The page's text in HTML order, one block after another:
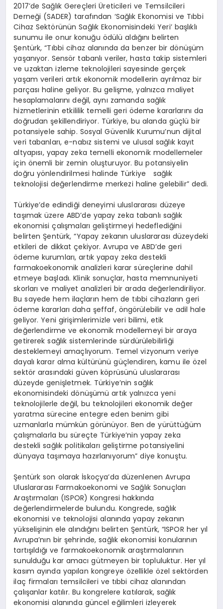
2017’de Sağlık Gereçleri Üreticileri ve Temsilcileri
Derneği (SADER) tarafından ‘Sağlık Ekonomisi ve Tıbbi
Cihaz Sektörünün Sağlık Ekonomisindeki Yeri’ başlıklı
sunumu ile onur konuğu ödülü aldığını belirten
Şentürk, “Tıbbi cihaz alanında da benzer bir dönüşüm
yaşanıyor. Sensör tabanlı veriler, hasta takip sistemleri
ve uzaktan izleme teknolojileri sayesinde gerçek
yaşam verileri artık ekonomik modellerin ayrılmaz bir
parçası haline geliyor. Bu gelişme, yalnızca maliyet
hesaplamalarını değil, aynı zamanda sağlık
hizmetlerinin etkililik temelli geri ödeme kararlarını da
doğrudan şekillendiriyor. Türkiye, bu alanda güçlü bir
potansiyele sahip. Sosyal Güvenlik Kurumu’nun dijital
veri tabanları, e-nabız sistemi ve ulusal sağlık kayıt
altyapısı, yapay zeka temelli ekonomik modellemeler
için önemli bir zemin oluşturuyor. Bu potansiyelin
doğru yönlendirilmesi halinde Türkiye sağlık
teknolojisi değerlendirme merkezi haline gelebilir” dedi.
Türkiye’de edindiği deneyimi uluslararası düzeye
taşımak üzere ABD’de yapay zeka tabanlı sağlık
ekonomisi çalışmaları geliştirmeyi hedeflediğini
belirten Şentürk, “Yapay zekanın uluslararası düzeydeki
etkileri de dikkat çekiyor. Avrupa ve ABD’de geri
ödeme kurumları, artık yapay zeka destekli
farmakoekonomik analizleri karar süreçlerine dahil
etmeye başladı. Klinik sonuçlar, hasta memnuniyeti
skorları ve maliyet analizleri bir arada değerlendiriliyor.
Bu sayede hem ilaçların hem de tıbbi cihazların geri
ödeme kararları daha şeffaf, öngörülebilir ve adil hale
geliyor. Yeni girişimlerimizle veri bilimi, etik
değerlendirme ve ekonomik modellemeyi bir araya
getirerek sağlık sistemlerinde sürdürülebilirliği
desteklemeyi amaçlıyorum. Temel vizyonum veriye
dayalı karar alma kültürünü güçlendiren, kamu ile özel
sektör arasındaki güven köprüsünü uluslararası
düzeyde genişletmek. Türkiye’nin sağlık
ekonomisindeki dönüşümü artık yalnızca yeni
teknolojilerle değil, bu teknolojileri ekonomik değer
yaratma sürecine entegre eden benim gibi
uzmanlarla mümkün görünüyor. Ben de yürüttüğüm
çalışmalarla bu süreçte Türkiye’nin yapay zeka
destekli sağlık politikaları geliştirme potansiyelini
dünyaya taşımaya hazırlanıyorum” diye konuştu.
Şentürk son olarak İskoçya’da düzenlenen Avrupa
Uluslararası Farmakoekonomi ve Sağlık Sonuçları
Araştırmaları (ISPOR) Kongresi hakkında
değerlendirmelerde bulundu. Kongrede, sağlık
ekonomisi ve teknolojisi alanında yapay zekanın
yükselişinin ele alındığını belirten Şentürk, “ISPOR her yıl
Avrupa’nın bir şehrinde, sağlık ekonomisi konularının
tartışıldığı ve farmakoekonomik araştırmalarının
sunulduğu kar amacı gütmeyen bir topluluktur. Her yıl
kasım ayında yapılan kongreye özellikle özel sektörden
ilaç firmaları temsilcileri ve tıbbi cihaz alanından
çalışanlar katılır. Bu kongrelere katılarak, sağlık
ekonomisi alanında güncel eğilimleri izleyerek